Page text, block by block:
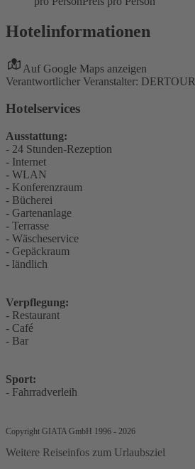
Hotelinformationen
Auf Google Maps anzeigen
Verantwortlicher Veranstalter: DERTOUR
Hotelservices
Ausstattung:
- 24 Stunden-Rezeption
- Internet
- WLAN
- Konferenzraum
- Bücherei
- Gartenanlage
- Terrasse
- Wäscheservice
- Gepäckraum
- ländlich
Verpflegung:
- Restaurant
- Café
- Bar
Sport:
- Fahrradverleih
Copyright GIATA GmbH 1996 - 2026
Weitere Reiseinfos zum Urlaubsziel